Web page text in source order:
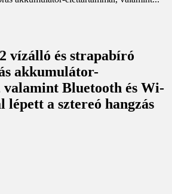
vízálló és strapabíró
akkumulátor-
Bluetooth és Wi-
lépett a sztereó hangzás